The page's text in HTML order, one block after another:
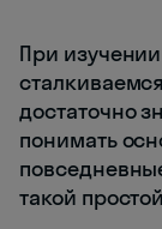
При
достаточно
понимать
такой